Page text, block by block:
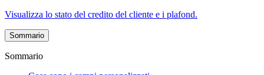
Visualizza lo stato del credito del cliente e i plafond.
Sommario
Sommario